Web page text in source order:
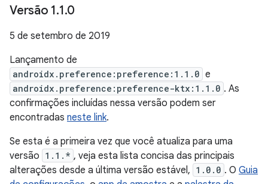
Versão 1.1.0
5 de setembro de 2019
Lançamento de
androidx.preference:preference:1.1.0 e
androidx.preference:preference-ktx:1.1.0 . As
confirmações incluídas nessa versão podem ser
encontradas neste link.
Se esta é a primeira vez que você atualiza para uma
versão 1.1.* , veja esta lista concisa das principais
alterações desde a última versão estável, 1.0.0 . O Guia